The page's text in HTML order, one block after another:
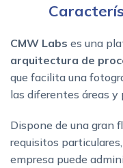
CMW Labs es una
arquitectura de
que facilita una
las diferentes áreas y
Dispone de una gran
requisitos
empresa puede